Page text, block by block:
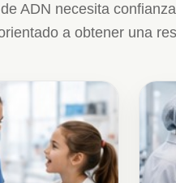
ADN necesita
a obtener una